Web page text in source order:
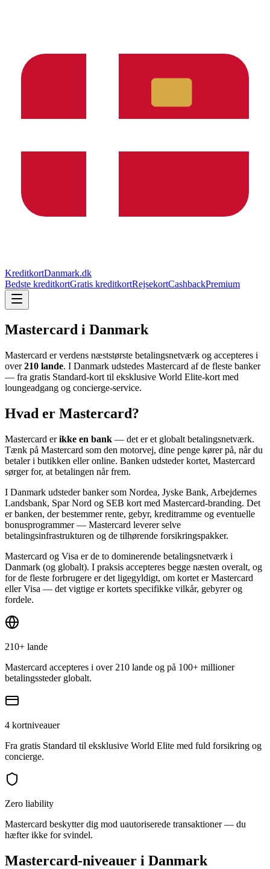
KreditkortDanmark.dk
Bedste kreditkortGratis kreditkortRejsekortCashbackPremium
Mastercard i Danmark
Mastercard er verdens næststørste betalingsnetværk og accepteres i
over210 lande. I Danmark udstedes Mastercard af de fleste banker
— fra gratis Standard-kort til eksklusive World Elite-kort med
loungeadgang og concierge-service.
Hvad er Mastercard?
Mastercard erikke en bank — det er et globalt betalingsnetværk.
Tænk på Mastercard som den motorvej, dine penge kører på, når du
betaler i butikken eller online. Banken udsteder kortet, Mastercard
sørger for, at betalingen når frem.
I Danmark udsteder banker som Nordea, Jyske Bank, Arbejdernes
Landsbank, Spar Nord og SEB kort med Mastercard-branding. Det
er banken, der bestemmer rente, gebyr, kreditramme og eventuelle
bonusprogrammer — Mastercard leverer selve
betalingsinfrastrukturen og de tilhørende forsikringspakker.
Mastercard og Visa er de to dominerende betalingsnetværk i
Danmark (og globalt). I praksis accepteres begge næsten overalt, og
for de fleste forbrugere er det ligegyldigt, om kortet er Mastercard
eller Visa — det vigtige er kortets specifikke vilkår, gebyrer og
fordele.
210+ lande
Mastercard accepteres i over 210 lande og på 100+ millioner
betalingssteder globalt.
4 kortniveauer
Fra gratis Standard til eksklusive World Elite med fuld forsikring og
concierge.
Zero liability
Mastercard beskytter dig mod uautoriserede transaktioner — du
hæfter ikke for svindel.
Mastercard-niveauer i Danmark